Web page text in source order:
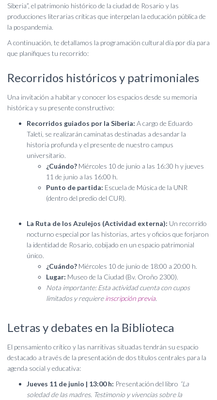
Siberia”, el patrimonio histórico de la ciudad de Rosario y las
producciones literarias críticas que interpelan la educación pública de
la pospandemia.
A continuación, te detallamos la programación cultural día por día para
que planifiques tu recorrido:
Recorridos históricos y patrimoniales
Una invitación a habitar y conocer los espacios desde su memoria
histórica y su presente constructivo:
Recorridos guiados por la Siberia: A cargo de Eduardo
Taleti, se realizarán caminatas destinadas a desandar la
historia profunda y el presente de nuestro campus
universitario.
¿Cuándo? Miércoles 10 de junio a las 16:30 h y jueves
11 de junio a las 16:00 h.
Punto de partida: Escuela de Música de la UNR
(dentro del predio del CUR).
La Ruta de los Azulejos (Actividad externa): Un recorrido
nocturno especial por las historias, artes y oficios que forjaron
la identidad de Rosario, cobijado en un espacio patrimonial
único.
¿Cuándo? Miércoles 10 de junio de 18:00 a 20:00 h.
Lugar: Museo de la Ciudad (Bv. Oroño 2300).
Nota importante: Esta actividad cuenta con cupos
limitados y requiereinscripción previa
Letras y debates en la Biblioteca
El pensamiento crítico y las narritivas situadas tendrán su espacio
destacado a través de la presentación de dos títulos centrales para la
agenda social y educativa:
Jueves 11 de junio | 13:00 h: Presentación del libro “La
soledad de las madres. Testimonio y vivencias sobre la